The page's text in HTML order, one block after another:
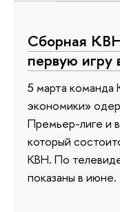
Сборная
первую игру
5 марта
экономики»
Премьер-лиге и
который
КВН. По
показаны в июне.